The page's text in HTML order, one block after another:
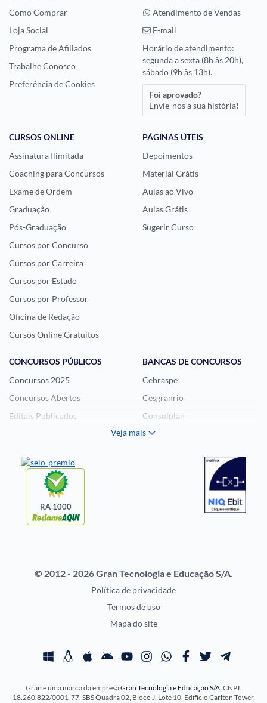
Como Comprar
Loja Social
Programa de Afiliados
Trabalhe Conosco
Preferência de Cookies
Atendimento de Vendas
E-mail
Horário de atendimento:
segunda a sexta (8h às 20h),
sábado (9h às 13h).
Foi aprovado?
Envie-nos a sua história!
CURSOS ONLINE
Assinatura Ilimitada
Coaching para Concursos
Exame de Ordem
Graduação
Pós-Graduação
Cursos por Concurso
Cursos por Carreira
Cursos por Estado
Cursos por Professor
Oficina de Redação
Cursos Online Gratuitos
PÁGINAS ÚTEIS
Depoimentos
Material Grátis
Aulas ao Vivo
Aulas Grátis
Sugerir Curso
CONCURSOS PÚBLICOS
Concursos 2025
Concursos Abertos
Editais Publicados
Questões de Concurso
BANCAS DE CONCURSOS
Cebraspe
Cesgranrio
Consulplan
FCC
CONCURSOS POR
Concursos Militares
Concursos Saúde
EXAME DE ORDEM
OAB
Prova OAB
Calendário OAB
Questões OAB
Exame de Ordem
Veja mais
RA 1000
© 2012 - 2026 Gran Tecnologia e Educação S/A.
Política de privacidade
Termos de uso
Mapa do site
Gran é uma marca da empresaGran Tecnologia e Educação S/A , CNPJ:
18.260.822/0001-77, SBS Quadra 02, Bloco J, Lote 10, Edifício Carlton Tower,